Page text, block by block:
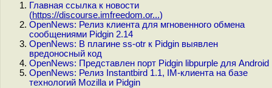
Главная ссылка к новости
(https://discourse.imfreedom.or...)
OpenNews: Релиз клиента для мгновенного обмена
сообщениями Pidgin 2.14
OpenNews: В плагине ss-otr к Pidgin выявлен
вредоносный код
OpenNews: Представлен порт Pidgin libpurple для Android
OpenNews: Релиз Instantbird 1.1, IM-клиента на базе
технологий Mozilla и Pidgin